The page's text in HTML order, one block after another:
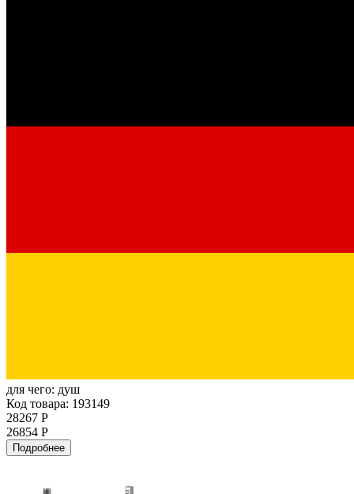
для чего: душ
Код товара: 193149
28267 Р
26854 Р
Подробнее